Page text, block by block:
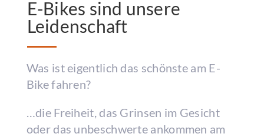
E-Bikes sind unsere
Leidenschaft
Was ist eigentlich das schönste am E-
Bike fahren?
…die Freiheit, das Grinsen im Gesicht
oder das unbeschwerte ankommen am